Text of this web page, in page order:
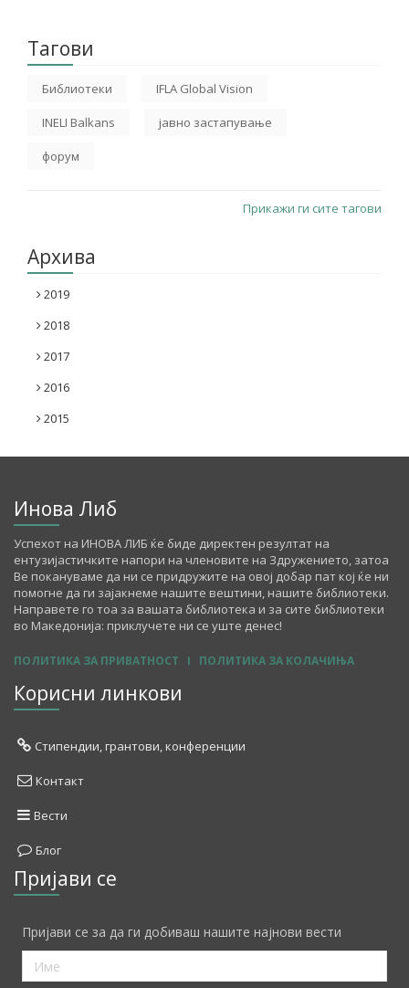
Тагови
Библиотеки IFLA Global Vision
INELI Balkans јавно застапување
форум
Прикажи ги сите тагови
Архива
2019
2018
2017
2016
2015
Инова Либ
Успехот на ИНОВА ЛИБ ќе биде директен резултат на
ентузијастичките напори на членовите на Здружението, затоа
Ве покануваме да ни се придружите на овој добар пат кој ќе ни
помогне да ги зајакнеме нашите вештини, нашите библиотеки.
Направете го тоа за вашата библиотека и за сите библиотеки
во Македонија: приклучете ни се уште денес!
ПОЛИТИКА ЗА ПРИВАТНОСТ I ПОЛИТИКА ЗА КОЛАЧИЊА
Корисни линкови
Стипендии, грантови, конференции
Контакт
Вести
Блог
Пријави се
Пријави се за да ги добиваш нашите најнови вести